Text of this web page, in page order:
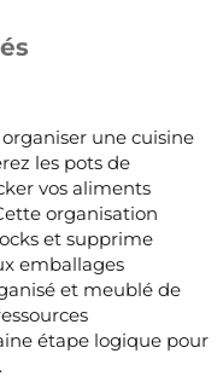
une cuisine
les pots de
vos aliments
organisation
et supprime
emballages
et meublé de
étape logique pour